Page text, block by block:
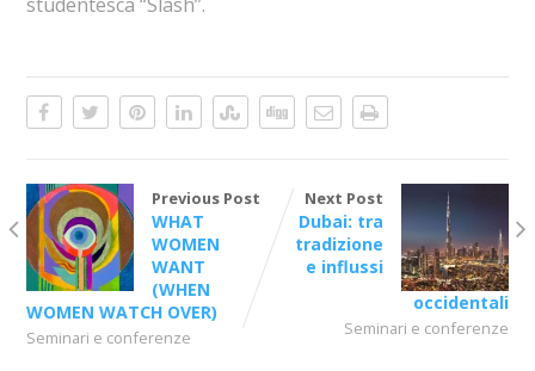
Previous Post
WHAT
WOMEN
WANT
(WHEN
WOMEN WATCH OVER)
Seminari e conferenze
Next Post
Dubai: tra
tradizione
e influssi
occidentali
Seminari e conferenze